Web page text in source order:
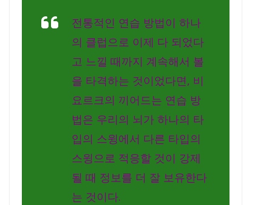
전통적인 연습 방법이 하나
의 클럽으로 이제 다 되었다
고 느낄 때까지 계속해서 볼
을 타격하는 것이었다면, 비
요르크의 끼어드는 연습 방
법은 우리의 뇌가 하나의 타
입의 스윙에서 다른 타입의
스윙으로 적응할 것이 강제
될 때 정보를 더 잘 보유한다
는 것이다.